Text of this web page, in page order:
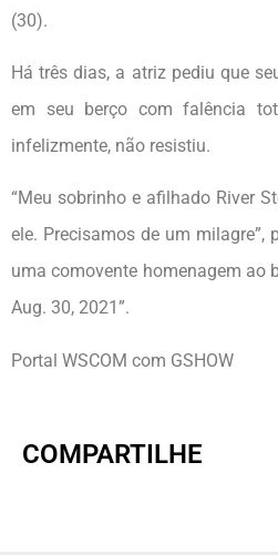
(30).
Há três dias, a atriz pediu que
em seu berço com falência
infelizmente, não resistiu.
“Meu sobrinho e afilhado River
ele. Precisamos de um
uma comovente homenagem ao
Aug. 30, 2021”.
Portal WSCOM com GSHOW
COMPARTILHE